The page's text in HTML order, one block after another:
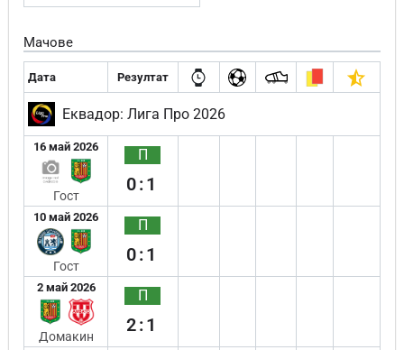
Мачове
Дата Резултат
Еквадор: Лига Про 2026
16 май 2026
Гост
П
0:1
10 май 2026
Гост
П
0:1
2 май 2026
Домакин
П
2:1